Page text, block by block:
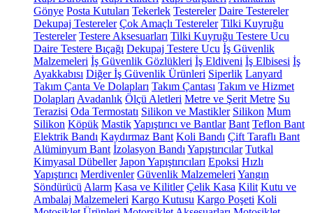
Gönye Posta Kutuları Tekerlek Testereler Daire Testereler
Dekupaj Testereler Çok Amaçlı Testereler Tilki Kuyruğu
Testereler Testere Aksesuarları Tilki Kuyruğu Testere Ucu
Daire Testere Bıçağı Dekupaj Testere Ucu İş Güvenlik
Malzemeleri İş Güvenlik Gözlükleri İş Eldiveni İş Elbisesi İş
Ayakkabısı Diğer İş Güvenlik Ürünleri Siperlik Lanyard
Takım Çanta Ve Dolapları Takım Çantası Takım ve Hizmet
Dolapları Avadanlık Ölçü Aletleri Metre ve Şerit Metre Su
Terazisi Oda Termostatı Silikon ve Mastikler Silikon Mum
Silikon Köpük MastikYapıştırıcı ve Bantlar Bant Teflon Bant
Elektrik Bandı Kaydırmaz Bant Koli Bandı Çift Taraflı Bant
Alüminyum Bant İzolasyon Bandı Yapıştırıcılar Tutkal
Kimyasal Dübeller Japon Yapıştırıcıları Epoksi Hızlı
Yapıştırıcı Merdivenler Güvenlik Malzemeleri Yangın
Söndürücü Alarm Kasa ve Kilitler Çelik Kasa Kilit Kutu ve
Ambalaj Malzemeleri Kargo Kutusu Kargo Poşeti Koli